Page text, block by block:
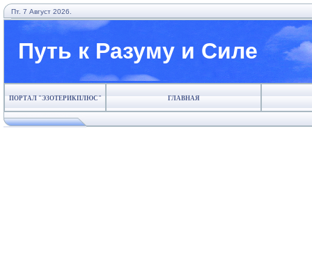
Пт. 7 Август 2026.
Путь к Разуму и Силе
ПОРТАЛ "ЭЗОТЕРИКПЛЮС" ГЛАВНАЯ